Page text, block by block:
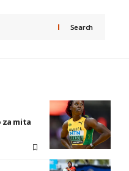
Search
za mita